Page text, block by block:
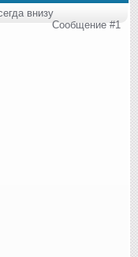
внизу
Сообщение #1